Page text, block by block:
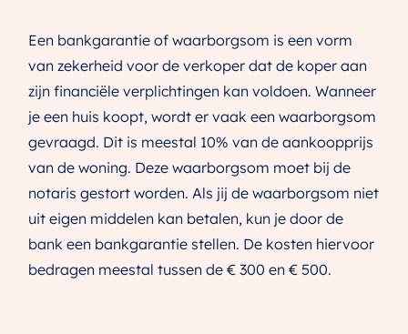
Een bankgarantie of waarborgsom is een vorm
van zekerheid voor de verkoper dat de koper aan
zijn financiële verplichtingen kan voldoen. Wanneer
je een huis koopt, wordt er vaak een waarborgsom
gevraagd. Dit is meestal 10% van de aankoopprijs
van de woning. Deze waarborgsom moet bij de
notaris gestort worden. Als jij de waarborgsom niet
uit eigen middelen kan betalen, kun je door de
bank een bankgarantie stellen. De kosten hiervoor
bedragen meestal tussen de € 300 en € 500.